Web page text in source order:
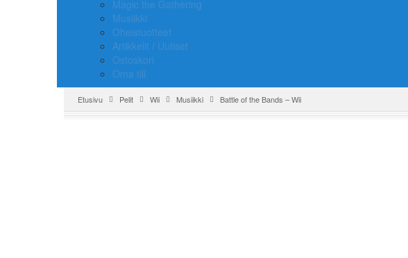
Magic the Gathering
Musiikki
Oheistuotteet
Artikkelit / Uutiset
Ostoskori
Oma tili
Etusivu Pelit Wii Musiikki Battle of the Bands – Wii